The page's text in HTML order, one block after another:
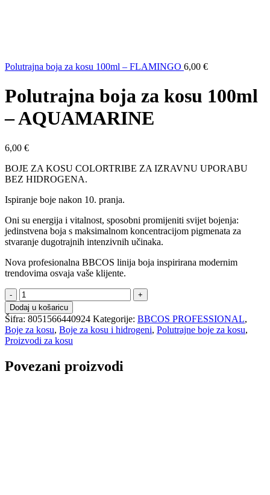
Polutrajna boja za kosu 100ml – FLAMINGO 6,00 €
Polutrajna boja za kosu 100ml
– AQUAMARINE
6,00 €
BOJE ZA KOSU COLORTRIBE ZA IZRAVNU UPORABU
BEZ HIDROGENA.
Ispiranje boje nakon 10. pranja.
Oni su energija i vitalnost, sposobni promijeniti svijet bojenja:
jedinstvena boja s maksimalnom koncentracijom pigmenata za
stvaranje dugotrajnih intenzivnih učinaka.
Nova profesionalna BBCOS linija boja inspirirana modernim
trendovima osvaja vaše klijente.
Polutrajna
boja
za
kosu
100ml
–
količina
Dodaj u košaricu
Šifra: 8051566440924 Kategorije: BBCOS PROFESSIONAL,
Boje za kosu, Boje za kosu i hidrogeni, Polutrajne boje za kosu,
Proizvodi za kosu
Povezani proizvodi